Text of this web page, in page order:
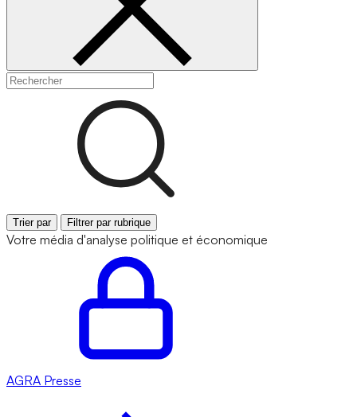
Trier par Filtrer par rubrique
Votre média d'analyse politique et économique
AGRA Presse